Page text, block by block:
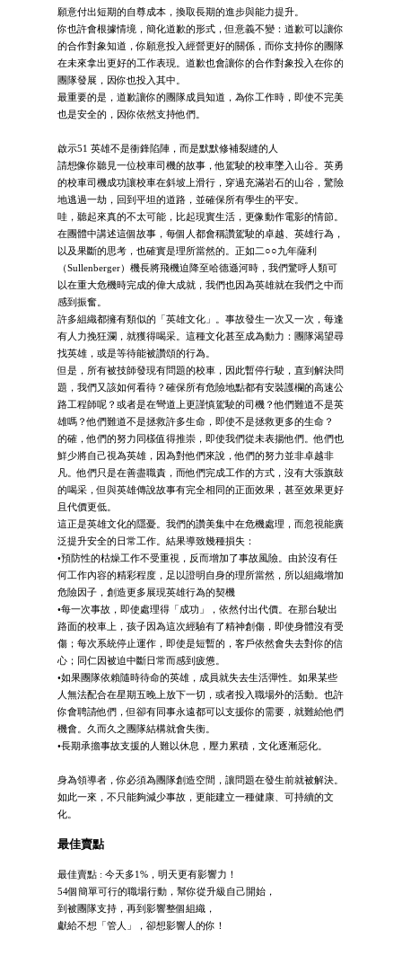
願意付出短期的自尊成本，換取長期的進步與能力提升。
你也許會根據情境，簡化道歉的形式，但意義不變：道歉可以讓你
的合作對象知道，你願意投入經營更好的關係，而你支持你的團隊
在未來拿出更好的工作表現。道歉也會讓你的合作對象投入在你的
團隊發展，因你也投入其中。
最重要的是，道歉讓你的團隊成員知道，為你工作時，即使不完美
也是安全的，因你依然支持他們。
啟示51 英雄不是衝鋒陷陣，而是默默修補裂縫的人
請想像你聽見一位校車司機的故事，他駕駛的校車墜入山谷。英勇
的校車司機成功讓校車在斜坡上滑行，穿過充滿岩石的山谷，驚險
地逃過一劫，回到平坦的道路，並確保所有學生的平安。
哇，聽起來真的不太可能，比起現實生活，更像動作電影的情節。
在團體中講述這個故事，每個人都會稱讚駕駛的卓越、英雄行為，
以及果斷的思考，也確實是理所當然的。正如二○○九年薩利
（Sullenberger）機長將飛機迫降至哈德遜河時，我們驚呼人類可
以在重大危機時完成的偉大成就，我們也因為英雄就在我們之中而
感到振奮。
許多組織都擁有類似的「英雄文化」。事故發生一次又一次，每逢
有人力挽狂瀾，就獲得喝采。這種文化甚至成為動力：團隊渴望尋
找英雄，或是等待能被讚頌的行為。
但是，所有被技師發現有問題的校車，因此暫停行駛，直到解決問
題，我們又該如何看待？確保所有危險地點都有安裝護欄的高速公
路工程師呢？或者是在彎道上更謹慎駕駛的司機？他們難道不是英
雄嗎？他們難道不是拯救許多生命，即使不是拯救更多的生命？
的確，他們的努力同樣值得推崇，即使我們從未表揚他們。他們也
鮮少將自己視為英雄，因為對他們來說，他們的努力並非卓越非
凡。他們只是在善盡職責，而他們完成工作的方式，沒有大張旗鼓
的喝采，但與英雄傳說故事有完全相同的正面效果，甚至效果更好
且代價更低。
這正是英雄文化的隱憂。我們的讚美集中在危機處理，而忽視能廣
泛提升安全的日常工作。結果導致幾種損失：
•預防性的枯燥工作不受重視，反而增加了事故風險。由於沒有任
何工作內容的精彩程度，足以證明自身的理所當然，所以組織增加
危險因子，創造更多展現英雄行為的契機
•每一次事故，即使處理得「成功」，依然付出代價。在那台駛出
路面的校車上，孩子因為這次經驗有了精神創傷，即使身體沒有受
傷；每次系統停止運作，即使是短暫的，客戶依然會失去對你的信
心；同仁因被迫中斷日常而感到疲憊。
•如果團隊依賴隨時待命的英雄，成員就失去生活彈性。如果某些
人無法配合在星期五晚上放下一切，或者投入職場外的活動。也許
你會聘請他們，但卻有同事永遠都可以支援你的需要，就難給他們
機會。久而久之團隊結構就會失衡。
•長期承擔事故支援的人難以休息，壓力累積，文化逐漸惡化。
身為領導者，你必須為團隊創造空間，讓問題在發生前就被解決。
如此一來，不只能夠減少事故，更能建立一種健康、可持續的文
化。
最佳賣點
最佳賣點 : 今天多1%，明天更有影響力！
54個簡單可行的職場行動，幫你從升級自己開始，
到被團隊支持，再到影響整個組織，
獻給不想「管人」，卻想影響人的你！